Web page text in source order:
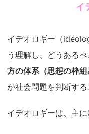
イ
イデオロギー（
う理解し、どうある
方の体系（思想の枠組
が社会問題を判断する
イデオロギーは、主